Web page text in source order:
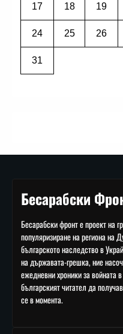
17 18 19
24 25 26
31
Бесарабски
Бесарабски фронт е проект на
популяризиране на региона на
българското наследство в
на държавата-грешка, ние
ежедневни хроники за войната
българският читател да
се в момента.